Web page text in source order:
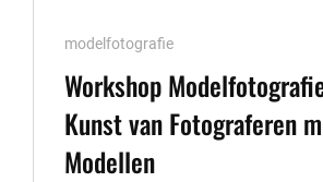
Cat
Links
modelfotografie
Workshop
Kunst van Fotograferen
Modellen